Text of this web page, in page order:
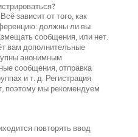
зависит от того, как
должны ли вы
сообщения, или нет.
вам дополнительные
анонимным
сообщения, отправка
и т. д. Регистрация
поэтому мы рекомендуем
повторять ввод